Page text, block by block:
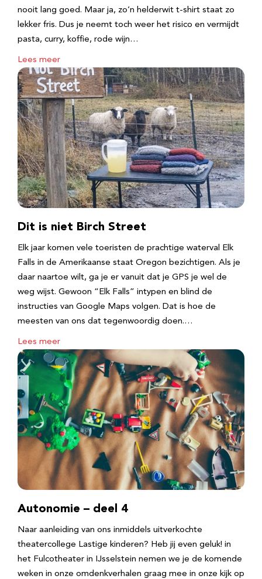
nooit lang goed. Maar ja, zo’n helderwit t-shirt staat zo
lekker fris. Dus je neemt toch weer het risico en vermijdt
pasta, curry, koffie, rode wijn…
Lees meer
Dit is niet Birch Street
Elk jaar komen vele toeristen de prachtige waterval Elk
Falls in de Amerikaanse staat Oregon bezichtigen. Als je
daar naartoe wilt, ga je er vanuit dat je GPS je wel de
weg wijst. Gewoon “Elk Falls” intypen en blind de
instructies van Google Maps volgen. Dat is hoe de
meesten van ons dat tegenwoordig doen.…
Lees meer
Autonomie – deel 4
Naar aanleiding van ons inmiddels uitverkochte
theatercollege Lastige kinderen? Heb jij even geluk! in
het Fulcotheater in IJsselstein nemen we je de komende
weken in onze omdenkverhalen graag mee in onze kijk op